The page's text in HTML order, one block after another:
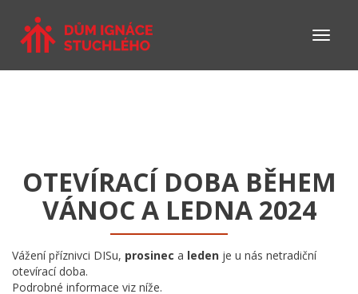
OTEVÍRACÍ DOBA BĚHEM
VÁNOC A LEDNA 2024
Vážení příznivci DISu, prosinec a leden je u nás netradiční
otevírací doba.
Podrobné informace viz níže.